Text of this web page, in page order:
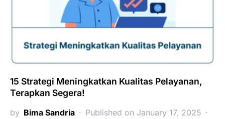
15 Strategi Meningkatkan Kualitas Pelayanan,
Terapkan Segera!
by Bima Sandria
Published on January 17, 2025